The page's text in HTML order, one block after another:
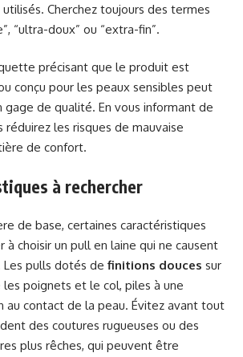
Cherchez toujours des termes
“ultra-doux” ou “extra-fin”.
précisant que le produit est
conçu pour les peaux sensibles peut
de qualité. En vous informant de
réduirez les risques de mauvaise
de confort.
à rechercher
de base, certaines caractéristiques
à choisir un pull en laine qui ne causent
pulls dotés de finitions douces sur
poignets et le col, piles à une
au contact de la peau. Évitez avant tout
des coutures rugueuses ou des
plus rêches, qui peuvent être